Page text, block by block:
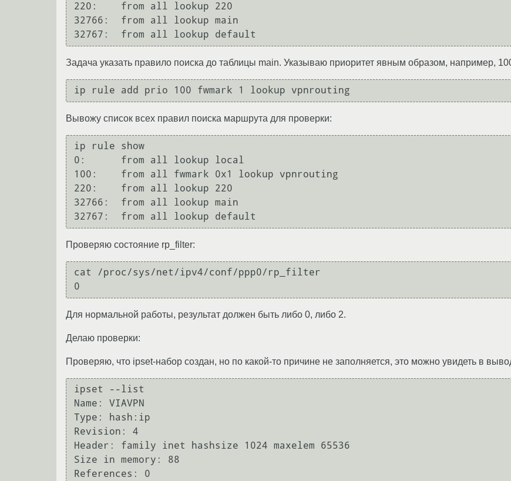
220:	from all lookup 220
32766:	from all lookup main
Задача указать правило поиска до таблицы main. Указываю приоритет явным образом, например,
Вывожу список всех правил поиска маршрута для проверки:
ip rule show
0:	from all lookup local
100:	from all fwmark 0x1 lookup vpnrouting
220:	from all lookup 220
32766:	from all lookup main
Проверяю состояние rp_filter:
cat /proc/sys/net/ipv4/conf/ppp0/rp_filter
Для нормальной работы, результат должен быть либо 0, либо 2.
Делаю проверки:
Проверяю, что ipset-набор создан, но по какой-то причине не заполняется, это можно увидеть в
ipset --list
Name: VIAVPN
Type: hash:ip
Revision: 4
Header: family inet hashsize 1024 maxelem 65536
Size in memory: 88
References: 0